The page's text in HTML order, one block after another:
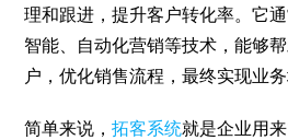
理和跟进，提升客户转化率。它
智能、自动化营销等技术，能够
户，优化销售流程，最终实现业务
简单来说，拓客系统就是企业用